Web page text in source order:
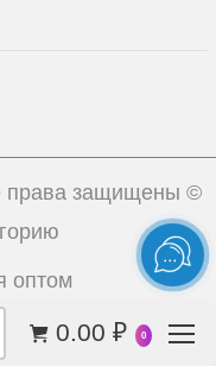
0.00 ₽ 0
права защищены ©
оптом